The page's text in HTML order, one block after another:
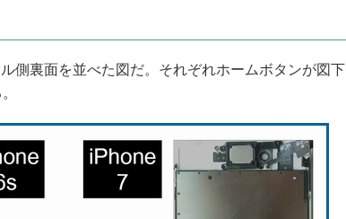
ル側裏面を並べた図だ。それぞれホームボタンが図下